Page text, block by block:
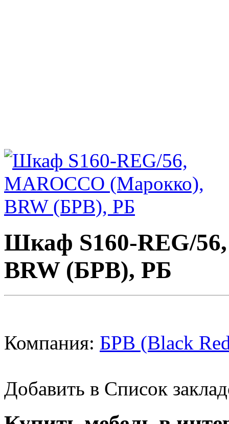
Шкаф S160-REG/
BRW (БРВ), РБ
Компания: БРВ (Black
Добавить в Список